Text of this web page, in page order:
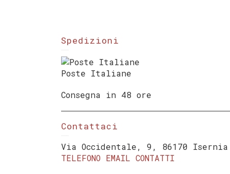
Spedizioni
Poste Italiane
Consegna in 48 ore
Contattaci
Via Occidentale, 9, 86170
TELEFONO EMAIL CONTATTI